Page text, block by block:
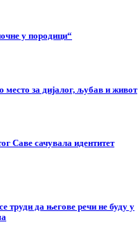
у породици“
за дијалог, љубав и живот
Саве сачувала идентитет
труди да његове речи не буду у